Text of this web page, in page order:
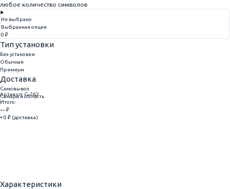
любое количество символов
Не выбрано
Выбранная опция
0 ₽
Тип установки
Без установки
Обычная
Премиум
Доставка
Самовывоз
Самара и область
Артикул: G-262
Итого:
— ₽
+ 0 ₽ (доставка)
Характеристики